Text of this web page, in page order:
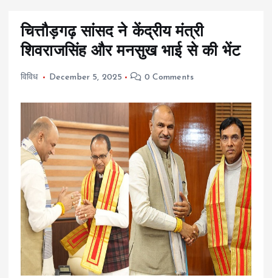
चित्तौड़गढ़ सांसद ने केंद्रीय मंत्री
शिवराजसिंह और मनसुख भाई से की भेंट
विविध December 5, 2025 0 Comments